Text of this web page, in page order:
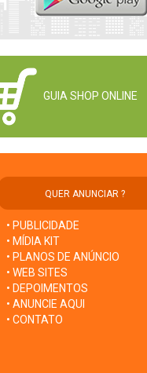
GUIA SHOP ONLINE
QUER ANUNCIAR ?
• PUBLICIDADE
• MÍDIA KIT
• PLANOS DE ANÚNCIO
• WEB SITES
• DEPOIMENTOS
• ANUNCIE AQUI
• CONTATO